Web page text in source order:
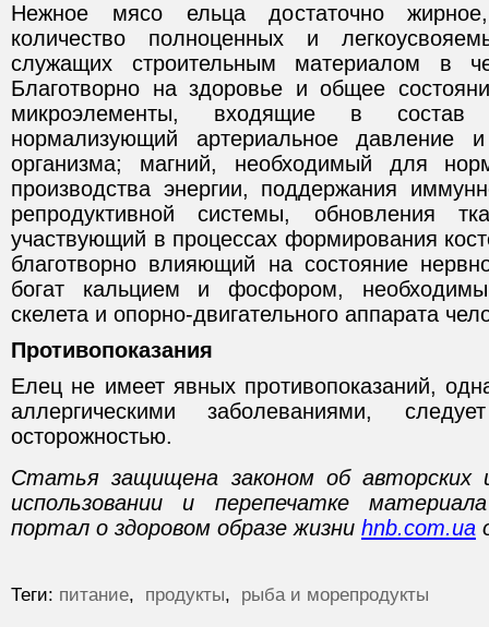
Нежное мясо ельца достаточно
количество полноценных и
служащих строительным материалом в
Благотворно на здоровье и общее
микроэлементы, входящие в
нормализующий артериальное
организма; магний, необходимый для
производства энергии, поддержания
репродуктивной системы, обновления
участвующий в процессах формирования
благотворно влияющий на состояние
богат кальцием и фосфором,
скелета и опорно-двигательного аппарата
Противопоказания
Елец не имеет явных противопоказаний,
аллергическими заболеваниями,
осторожностью.
Статья защищена законом об авторских
использовании и перепечатке
портал о здоровом образе жизни hnb.com.ua
Теги: питание, продукты, рыба и морепродукты